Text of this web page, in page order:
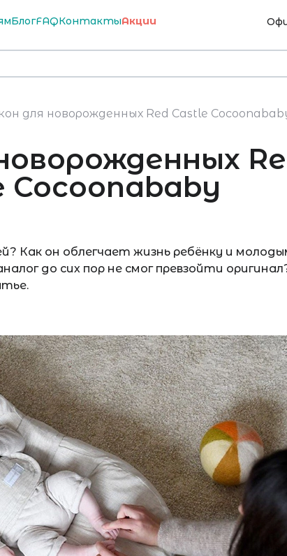
БлогFAQКонтактыАкции
для новорожденных Red Castle
Cocoonababy
Как он облегчает жизнь ребёнку и
до сих пор не смог превзойти